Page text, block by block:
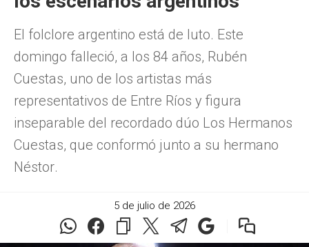
El folclore argentino está de luto. Este
domingo falleció, a los 84 años, Rubén
Cuestas, uno de los artistas más
representativos de Entre Ríos y figura
inseparable del recordado dúo Los Hermanos
Cuestas, que conformó junto a su hermano
Néstor.
5 de julio de 2026